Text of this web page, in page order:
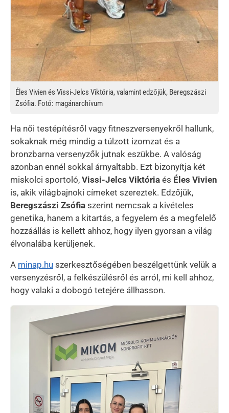
Éles Vivien és Vissi-Jelcs Viktória, valamint edzőjük, Beregszászi
Zsófia. Fotó: magánarchívum
Ha női testépítésről vagy fitneszversenyekről hallunk,
sokaknak még mindig a túlzott izomzat és a
bronzbarna versenyzők jutnak eszükbe. A valóság
azonban ennél sokkal árnyaltabb. Ezt bizonyítja két
miskolci sportoló, Vissi-Jelcs Viktória és Éles Vivien
is, akik világbajnoki címeket szereztek. Edzőjük,
Beregszászi Zsófia szerint nemcsak a kivételes
genetika, hanem a kitartás, a fegyelem és a megfelelő
hozzáállás is kellett ahhoz, hogy ilyen gyorsan a világ
élvonalába kerüljenek.
A minap.hu szerkesztőségében beszélgettünk velük a
versenyzésről, a felkészülésről és arról, mi kell ahhoz,
hogy valaki a dobogó tetejére állhasson.